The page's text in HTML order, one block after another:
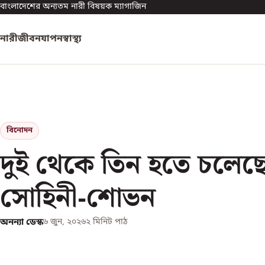
বাংলাদেশের অন্যতম নারী বিষয়ক ম্যাগাজিন
নারীজীবনযাপনস্বাস্থ্য
বিনোদন
দুই থেকে তিন হতে
সোহিনী-শোভন
অনন্যা ডেস্ক৬ জুন, ২০২৬২ মিনিট পাঠ